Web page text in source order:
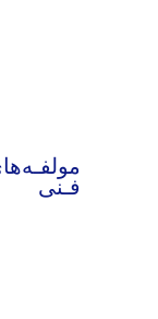
مولفـه‌های
فـنی